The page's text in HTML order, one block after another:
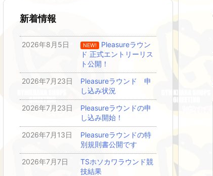
新着情報
2026年8月5日 NEW! Pleasureラウン
ド 正式エントリーリス
ト公開！
2026年7月23日
Pleasureラウンド 申
し込み状況
2026年7月23日
Pleasureラウンドの申
し込み開始！
2026年7月13日
Pleasureラウンドの特
別規則書公開です
2026年7月7日
TSホソカワラウンド競
技結果